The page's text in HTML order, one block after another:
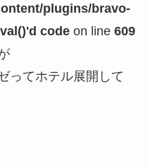
plugins/bravo-
codeon line 609
ってホテル展開して